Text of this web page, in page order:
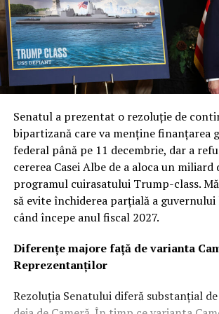
Senatul a prezentat o rezoluție de
bipartizană care va menține finanțarea
federal până pe 11 decembrie, dar a
cererea Casei Albe de a aloca un
programul cuirasatului Trump-class.
să evite închiderea parțială a
când începe anul fiscal 2027.
Diferențe majore față de varianta
Reprezentanților
Rezoluția Senatului diferă substanțial